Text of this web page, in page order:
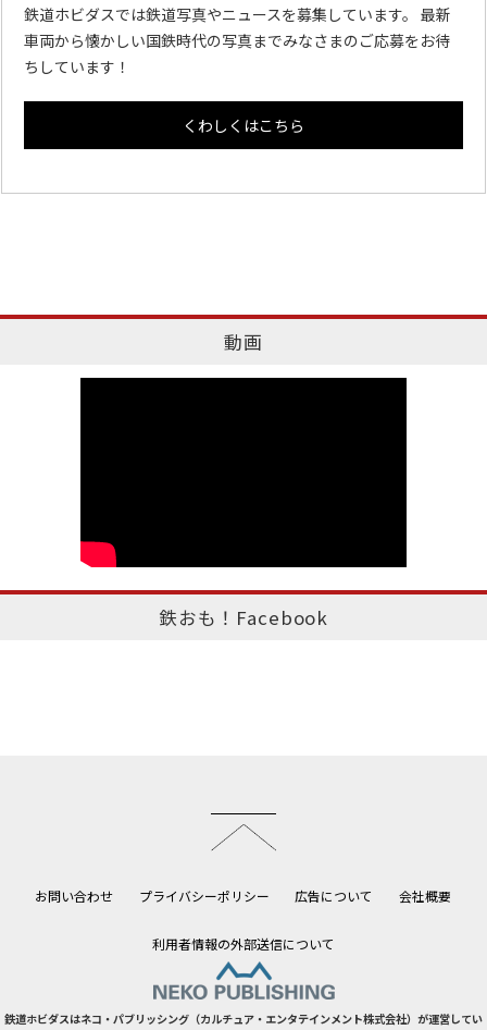
鉄道ホビダスでは鉄道写真やニュースを募集しています。 最新
車両から懐かしい国鉄時代の写真までみなさまのご応募をお待
ちしています！
くわしくはこちら
動画
鉄おも！Facebook
お問い合わせ プライバシーポリシー 広告について 会社概要
利用者情報の外部送信について
鉄道ホビダスはネコ・パブリッシング（カルチュア・エンタテインメント株式会社）が運営してい